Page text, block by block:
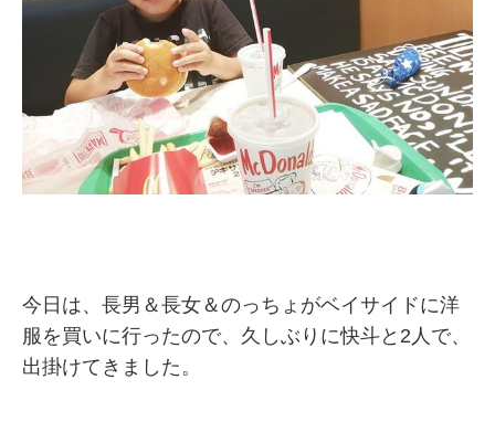
今日は、長男＆長女＆のっちょがベイサイドに洋
服を買いに行ったので、久しぶりに快斗と2人で、
出掛けてきました。